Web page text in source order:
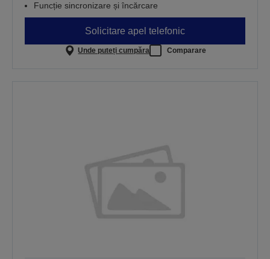
Funcție sincronizare și încărcare
Solicitare apel telefonic
Unde puteți cumpăra Comparare